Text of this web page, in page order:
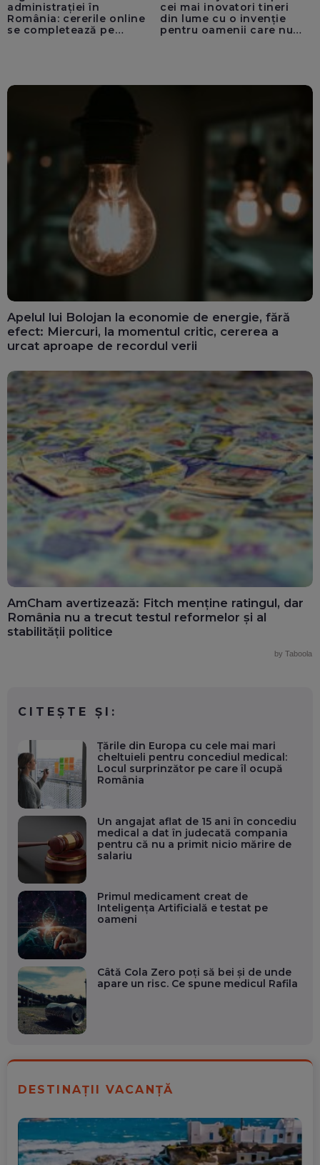
administrației în
România: cererile online
se completează pe
cei mai inovatori tineri
din lume cu o invenție
pentru oamenii care nu
Apelul lui Bolojan la economie de energie, fără
efect: Miercuri, la momentul critic, cererea a
urcat aproape de recordul verii
AmCham avertizează: Fitch menține ratingul, dar
România nu a trecut testul reformelor și al
stabilității politice
by Taboola
CITEȘTE ȘI:
Țările din Europa cu cele mai mari
cheltuieli pentru concediul medical:
Locul surprinzător pe care îl ocupă
România
Un angajat aflat de 15 ani în concediu
medical a dat în judecată compania
pentru că nu a primit nicio mărire de
salariu
Primul medicament creat de
Inteligența Artificială e testat pe
oameni
Câtă Cola Zero poți să bei și de unde
apare un risc. Ce spune medicul Rafila
DESTINAȚII VACANȚĂ